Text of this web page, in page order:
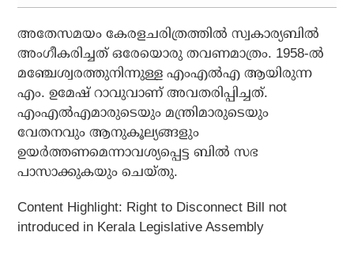
അതേസമയം കേരളചരിത്രത്തില്‍ സ്വകാര്യബില്‍
അംഗീകരിച്ചത് ഒരേയൊരു തവണമാത്രം. 1958-ല്‍
മഞ്ചേശ്വരത്തുനിന്നുള്ള എംഎല്‍എ ആയിരുന്ന
എം. ഉമേഷ് റാവുവാണ് അവതരിപ്പിച്ചത്.
എംഎല്‍എമാരുടെയും മന്ത്രിമാരുടെയും
വേതനവും ആനുകൂല്യങ്ങളും
ഉയര്‍ത്തണമെന്നാവശ്യപ്പെട്ട ബില്‍ സഭ
പാസാക്കുകയും ചെയ്തു.
Content Highlight: Right to Disconnect Bill not
introduced in Kerala Legislative Assembly